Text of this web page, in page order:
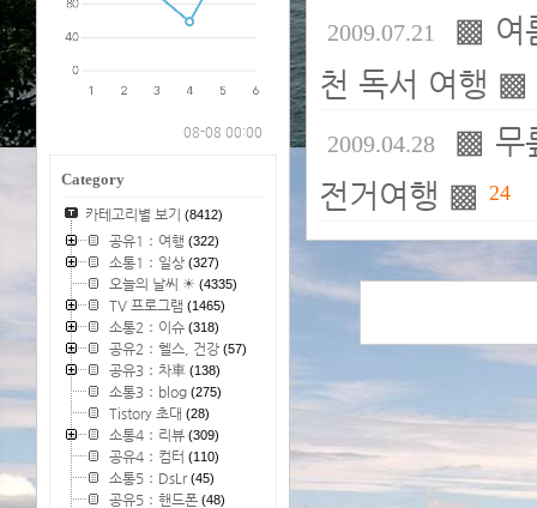
08-08 00:00
Category
카테고리별 보기 (8412)
공유1：여행 (322)
소통1：일상 (327)
오늘의 날씨 ☀ (4335)
TV 프로그램 (1465)
소통2：이슈 (318)
공유2：헬스, 건강 (57)
공유3：차車 (138)
소통3：blog (275)
Tistory 초대 (28)
소통4：리뷰 (309)
공유4：컴터 (110)
소통5：DsLr(45)
공유5：핸드폰 (48)
2009.07.21 ▩ 여
천 독서 여행 ▩
2009.04.28 ▩ 무
전거여행 ▩ 24